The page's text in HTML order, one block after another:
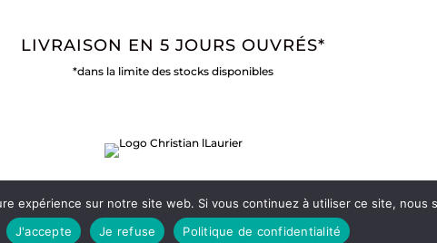
LIVRAISON EN 5 JOURS OUVRÉS*
*dans la limite des stocks disponibles
expérience sur notre site web. Si vous continuez à utiliser ce site, nous
J'accepte
Je refuse Politique de confidentialité